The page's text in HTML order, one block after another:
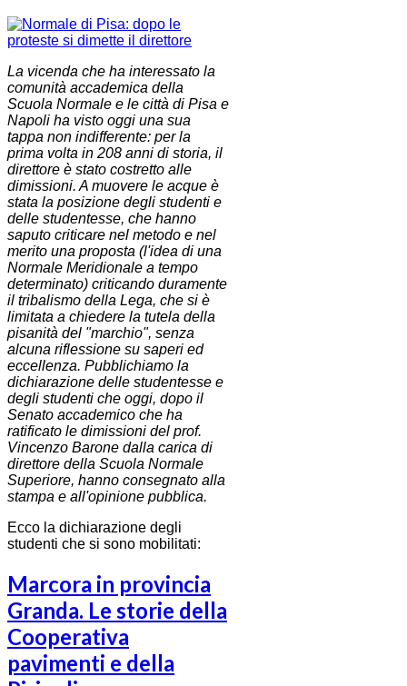
La vicenda che ha interessato la
comunità accademica della
Scuola Normale e le città di Pisa e
Napoli ha visto oggi una sua
tappa non indifferente: per la
prima volta in 208 anni di storia, il
direttore è stato costretto alle
dimissioni. A muovere le acque è
stata la posizione degli studenti e
delle studentesse, che hanno
saputo criticare nel metodo e nel
merito una proposta (l'idea di una
Normale Meridionale a tempo
determinato) criticando duramente
il tribalismo della Lega, che si è
limitata a chiedere la tutela della
pisanità del "marchio", senza
alcuna riflessione su saperi ed
eccellenza. Pubblichiamo la
dichiarazione delle studentesse e
degli studenti che oggi, dopo il
Senato accademico che ha
ratificato le dimissioni del prof.
Vincenzo Barone dalla carica di
direttore della Scuola Normale
Superiore, hanno consegnato alla
stampa e all'opinione pubblica.
Ecco la dichiarazione degli
studenti che si sono mobilitati:
Marcora in provincia
Granda. Le storie della
Cooperativa
pavimenti e della